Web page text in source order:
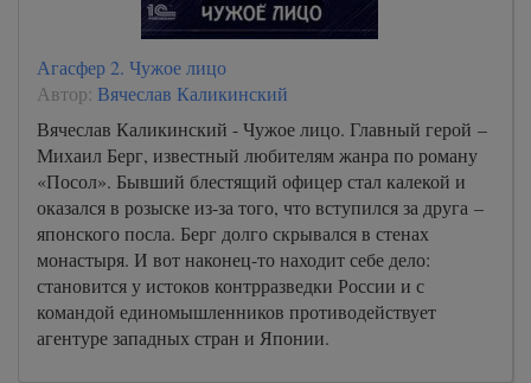
Агасфер 2. Чужое лицо
Автор: Вячеслав Каликинский
Вячеслав Каликинский - Чужое лицо. Главный герой –
Михаил Берг, известный любителям жанра по роману
«Посол». Бывший блестящий офицер стал калекой и
оказался в розыске из-за того, что вступился за друга –
японского посла. Берг долго скрывался в стенах
монастыря. И вот наконец-то находит себе дело:
становится у истоков контрразведки России и с
командой единомышленников противодействует
агентуре западных стран и Японии.